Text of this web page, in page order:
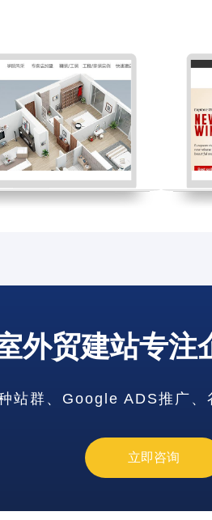
外贸建站专注
站群、Google ADS推广
立即咨询